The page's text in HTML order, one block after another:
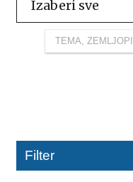
Izaberi sve
TEMA,
Filter